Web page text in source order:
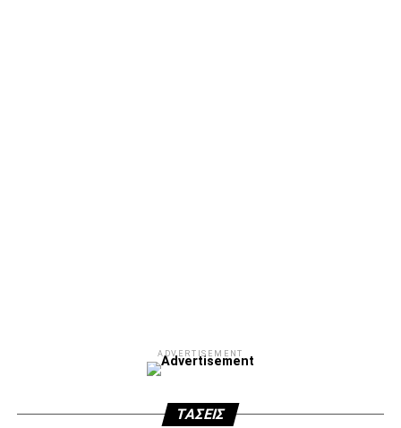
ADVERTISEMENT
ΤΆΣΕΙΣ